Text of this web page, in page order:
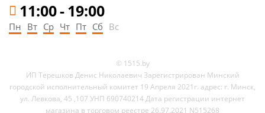
11:00-19:00
Пн Вт Ср Чт Пт Сб Вс
© 1515.by
ИП Терешков Денис Николаевич Зарегистрирован Минский
городской исполнительный комитет 19 Апреля 2021г. адрес: г. Минск,
ул. Левкова, 45 ,107 УНП 690740214 Дата регистрации интернет
магазина в торговом реестре 26.97.2021 N515268